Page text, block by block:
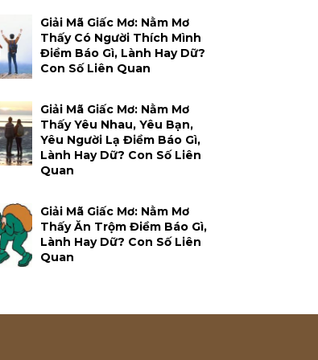
Giải Mã Giấc Mơ: Nằm Mơ
Thấy Có Người Thích Mình
Điềm Báo Gì, Lành Hay Dữ?
Con Số Liên Quan
Giải Mã Giấc Mơ: Nằm Mơ
Thấy Yêu Nhau, Yêu Bạn,
Yêu Người Lạ Điềm Báo Gì,
Lành Hay Dữ? Con Số Liên
Quan
Giải Mã Giấc Mơ: Nằm Mơ
Thấy Ăn Trộm Điềm Báo Gì,
Lành Hay Dữ? Con Số Liên
Quan